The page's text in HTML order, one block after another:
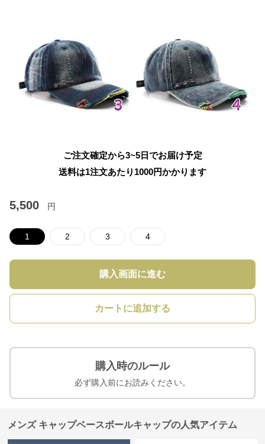
ご注文確定から3~5日でお届け予定
送料は1注文あたり 1000円かかります
5,500 円
1 2 3 4
購入画面に進む
カートに追加する
購入時のルール
必ず購入前にお読みください。
メンズ キャップベースボールキャップの人気アイテム